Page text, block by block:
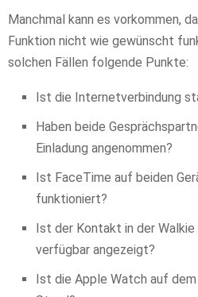
Manchmal kann es vorkommen,
Funktion nicht wie gewünscht
solchen Fällen folgende Punkte:
Ist die Internetverbindung
Haben beide
Einladung angenommen?
Ist FaceTime auf beiden
funktioniert?
Ist der Kontakt in der Walkie
verfügbar angezeigt?
Ist die Apple Watch auf